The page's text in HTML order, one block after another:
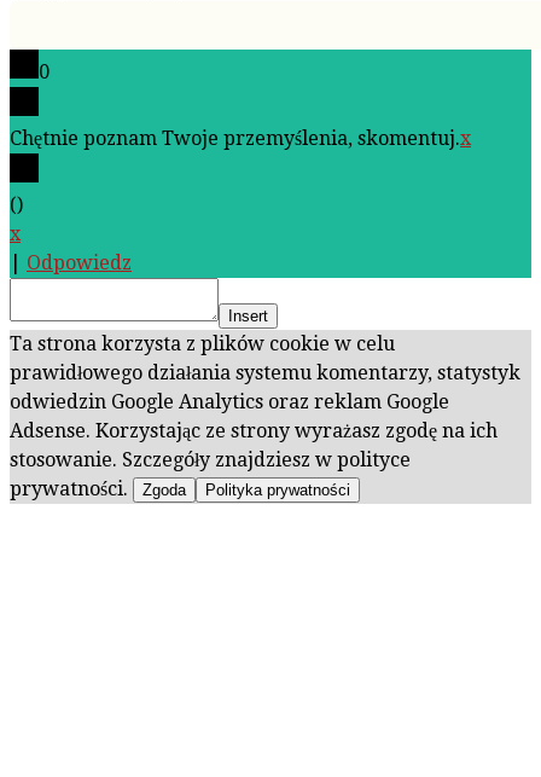
0
Chętnie poznam Twoje przemyślenia, skomentuj.x
()
x
Odpowiedz
Insert
Ta strona korzysta z plików cookie w celu
prawidłowego działania systemu komentarzy, statystyk
odwiedzin Google Analytics oraz reklam Google
Adsense. Korzystając ze strony wyrażasz zgodę na ich
stosowanie. Szczegóły znajdziesz w polityce
prywatności.
Zgoda Polityka prywatności